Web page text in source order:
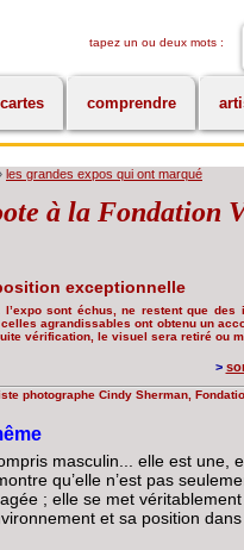
tapez un ou deux mots :
comprendre
les grandes expos qui ont marqué
à la Fondation
exceptionnelle
sont échus, ne restent que des
agrandissables ont obtenu un
vérification, le visuel sera retiré ou
>
photographe Cindy Sherman,
masculin... elle est une,
qu’elle n’est pas
; elle se met
et sa position